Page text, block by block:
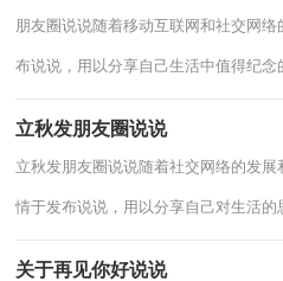
朋友圈说说随着移动互联网和社交网
布说说，用以分享自己生活中值得纪
立秋发朋友圈说说
立秋发朋友圈说说随着社交网络的发
情于发布说说，用以分享自己对生活
关于再见你好说说